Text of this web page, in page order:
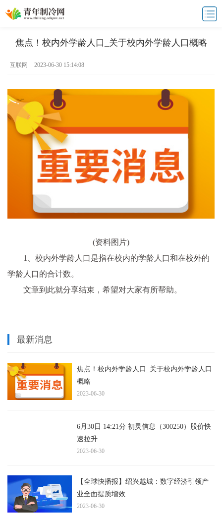
焦点！校内外学龄人口_关于校内外学龄人口概略
互联网 2023-06-30 15:14:08
(资料图片)
1、校内外学龄人口是指在校内的学龄人口和在校外的
学龄人口的合计数。
文章到此就分享结束，希望对大家有所帮助。
最新消息
焦点！校内外学龄人口_关于校内外学龄人口
概略
2023-06-30
6月30日 14:21分 初灵信息（300250）股价快
速拉升
2023-06-30
【全球快播报】绍兴越城：数字经济引领产
业全面提质增效
2023-06-30